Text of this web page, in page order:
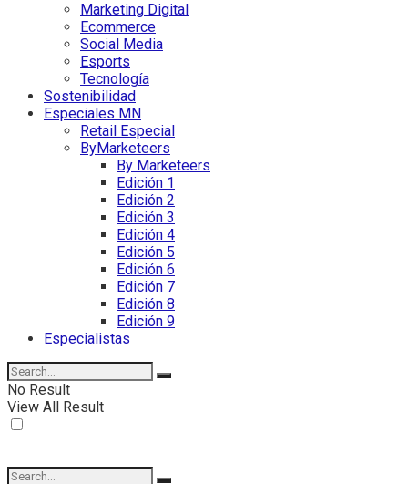
Marketing Digital
Ecommerce
Social Media
Esports
Tecnología
Sostenibilidad
Especiales MN
Retail Especial
ByMarketeers
By Marketeers
Edición 1
Edición 2
Edición 3
Edición 4
Edición 5
Edición 6
Edición 7
Edición 8
Edición 9
Especialistas
No Result
View All Result